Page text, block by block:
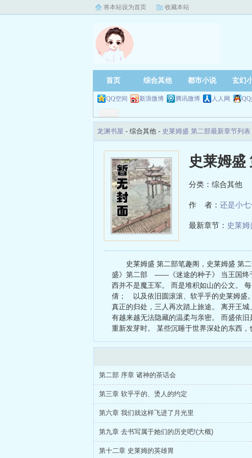
将本站设为首页 收藏本站
首页 综合其他 都市小说 玄幻
QQ空间 新浪微博 腾讯微博 人人网
龙渊书屋 - 综合其他 - 史莱姆盛 第二部最新章节列表
史莱姆盛
分类：综合其他
作 者： 还是小七
最新章节： 史莱
史莱姆盛 第二部笔趣阁，史莱姆盛 第
盛》第二部 ——《迷途的种子》 当王国终
西并不是魔王军。 而是堆积如山的公文。
倩； 以及依旧圆滚滚、软乎乎的史莱姆盛
真正的归处，三人再次踏上旅途。 离开王
有越来越无法隐藏的温柔与亲密。 而盛依
重新发芽时。 某些沉睡于世界深处的东西
第二部 序章 诸神的茶话会
第三章 软乎乎的、烫人的约定
第六章 我们就这样飞进了月光里
第九章 去书写属于她们的历史吧!(大概)
第十二章 史莱姆的英雄胃